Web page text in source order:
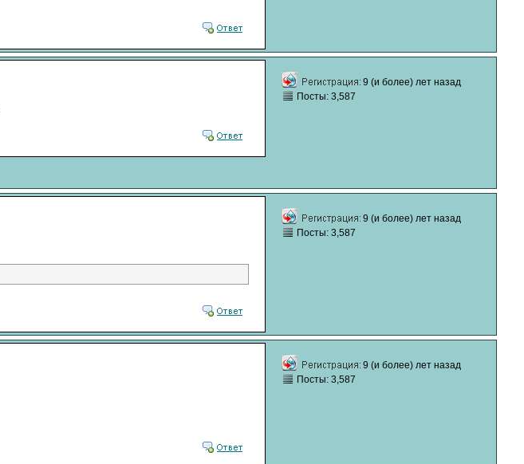
9 (и более) лет назад
Посты: 3,587
9 (и более) лет назад
Посты: 3,587
9 (и более) лет назад
Посты: 3,587